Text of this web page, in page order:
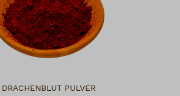
DRACHENBLUT PULVER